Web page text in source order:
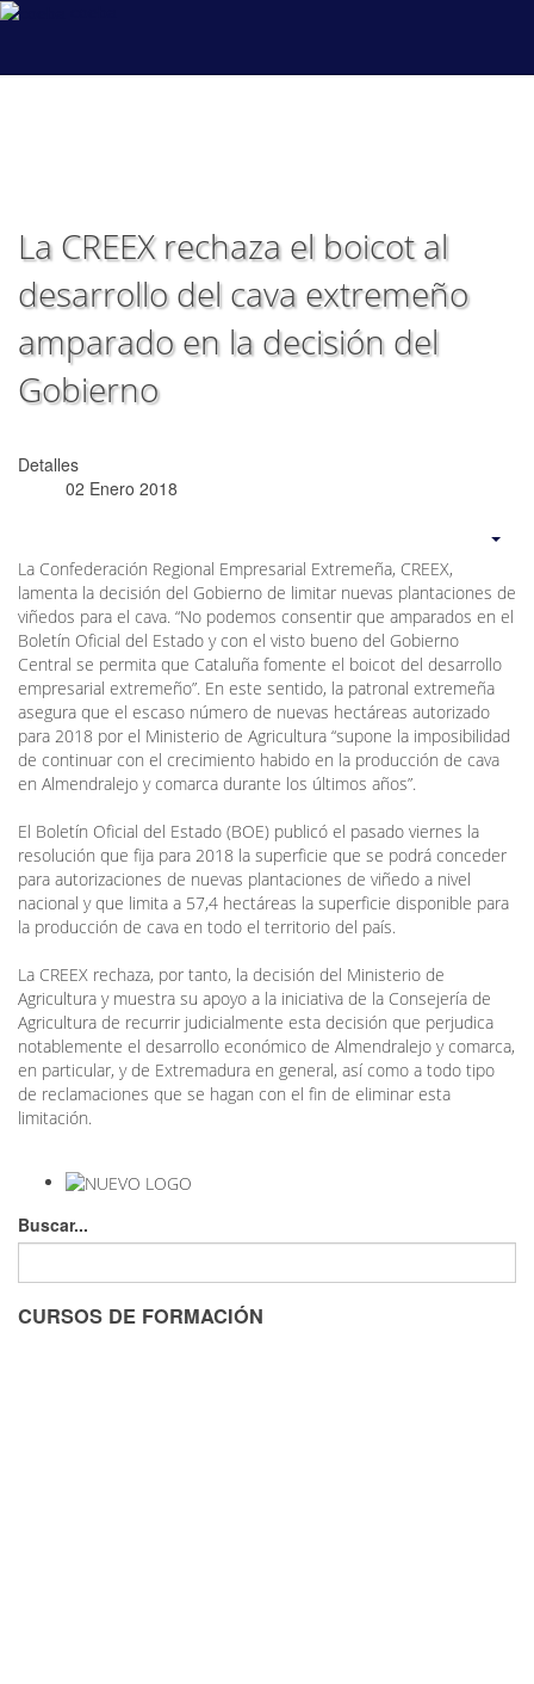
La CREEX rechaza el boicot al
desarrollo del cava extremeño
amparado en la decisión del
Gobierno
Detalles
02 Enero 2018
La Confederación Regional Empresarial Extremeña, CREEX,
lamenta la decisión del Gobierno de limitar nuevas plantaciones de
viñedos para el cava. “No podemos consentir que amparados en el
Boletín Oficial del Estado y con el visto bueno del Gobierno
Central se permita que Cataluña fomente el boicot del desarrollo
empresarial extremeño”. En este sentido, la patronal extremeña
asegura que el escaso número de nuevas hectáreas autorizado
para 2018 por el Ministerio de Agricultura “supone la imposibilidad
de continuar con el crecimiento habido en la producción de cava
en Almendralejo y comarca durante los últimos años”.
El Boletín Oficial del Estado (BOE) publicó el pasado viernes la
resolución que fija para 2018 la superficie que se podrá conceder
para autorizaciones de nuevas plantaciones de viñedo a nivel
nacional y que limita a 57,4 hectáreas la superficie disponible para
la producción de cava en todo el territorio del país.
La CREEX rechaza, por tanto, la decisión del Ministerio de
Agricultura y muestra su apoyo a la iniciativa de la Consejería de
Agricultura de recurrir judicialmente esta decisión que perjudica
notablemente el desarrollo económico de Almendralejo y comarca,
en particular, y de Extremadura en general, así como a todo tipo
de reclamaciones que se hagan con el fin de eliminar esta
limitación.
Buscar...
CURSOS DE FORMACIÓN